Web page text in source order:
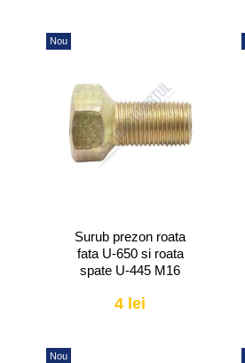
Nou
Surub prezon roata
fata U-650 si roata
spate U-445 M16
4 lei
Nou